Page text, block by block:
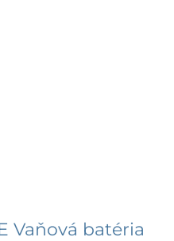
Vaňová batéria